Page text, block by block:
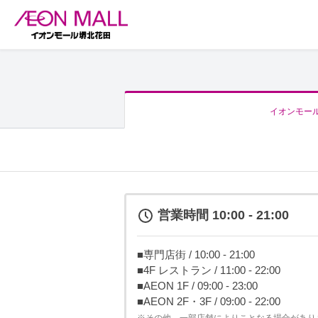
イオンモー
営業時間 10:00 - 21:00
■専門店街 / 10:00 - 21:00
■4F レストラン / 11:00 - 22:00
■AEON 1F / 09:00 - 23:00
■AEON 2F・3F / 09:00 - 22:00